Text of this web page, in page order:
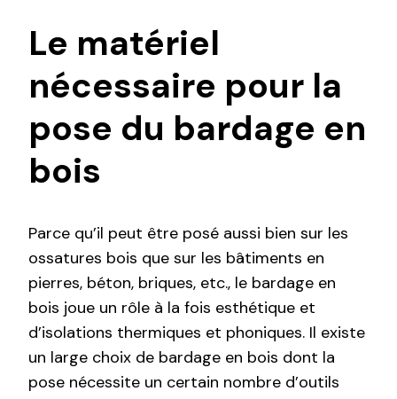
Le matériel
nécessaire pour la
pose du bardage en
bois
Parce qu’il peut être posé aussi bien sur les
ossatures bois que sur les bâtiments en
pierres, béton, briques, etc., le bardage en
bois joue un rôle à la fois esthétique et
d’isolations thermiques et phoniques. Il existe
un large choix de bardage en bois dont la
pose nécessite un certain nombre d’outils